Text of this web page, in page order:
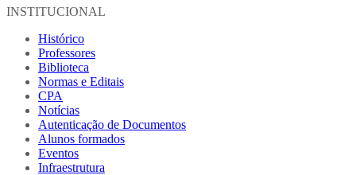
INSTITUCIONAL
Histórico
Professores
Biblioteca
Normas e Editais
CPA
Notícias
Autenticação de Documentos
Alunos formados
Eventos
Infraestrutura